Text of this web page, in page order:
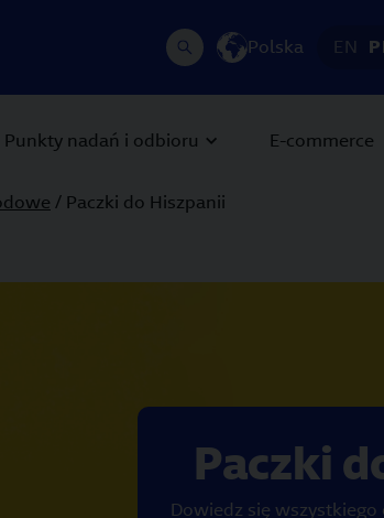
Polska EN
Punkty nadań i odbioru E-commerce
/ Paczki do Hiszpanii
Paczki
Dowiedz się wszystkiego